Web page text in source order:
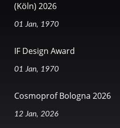
(Köln) 2026
01 Jan, 1970
IF Design Award
01 Jan, 1970
Cosmoprof Bologna 2026
12 Jan, 2026